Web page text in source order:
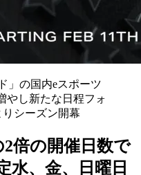
」の国内eスポーツ
やし新たな日程フォ
シーズン開幕
倍の開催日数で
水、金、日曜日